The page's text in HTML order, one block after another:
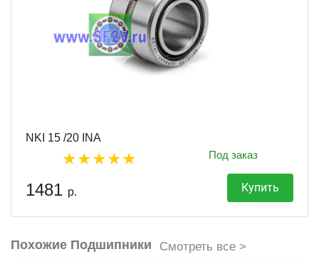
NKI 15 /20 INA
Под заказ
1481 р. Купить
Похожие Подшипники Смотреть все >